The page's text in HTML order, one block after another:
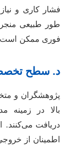
فشار کاری و
طور طبیعی
فوری ممکن است
د. سطح
پژوهشگران و
بالا در زمینه
دریافت می‌کنند.
اطمینان از